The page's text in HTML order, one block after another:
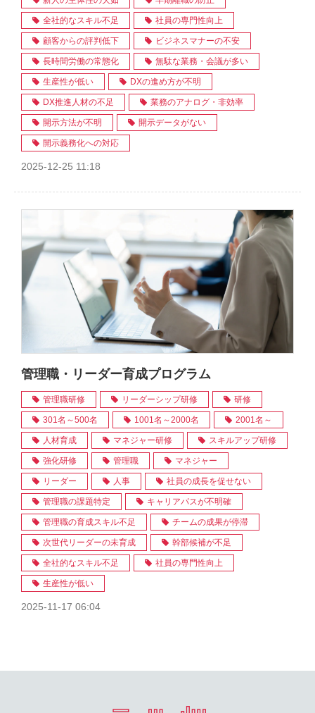
全社的なスキル不足 社員の専門性向上
顧客からの評判低下 ビジネスマナーの不安
長時間労働の常態化 無駄な業務・会議が多い
生産性が低い DXの進め方が不明
DX推進人材の不足 業務のアナログ・非効率
開示方法が不明 開示データがない
開示義務化への対応
2025-12-25 11:18
管理職・リーダー育成プログラム
管理職研修 リーダーシップ研修 研修
301名～500名 1001名～2000名 2001名～
人材育成 マネジャー研修 スキルアップ研修
強化研修 管理職 マネジャー
リーダー 人事 社員の成長を促せない
管理職の課題特定 キャリアパスが不明確
管理職の育成スキル不足 チームの成果が停滞
次世代リーダーの未育成 幹部候補が不足
全社的なスキル不足 社員の専門性向上
生産性が低い
2025-11-17 06:04